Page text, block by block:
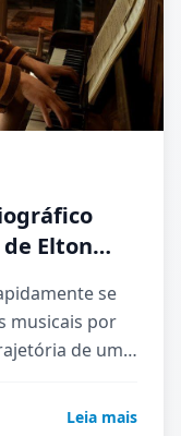
Elton
se
musicais por
de um
Leia mais